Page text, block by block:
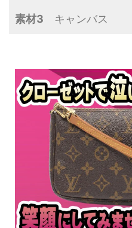
素材3 キャンバス